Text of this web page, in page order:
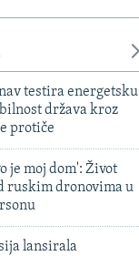
testira energetsku
država kroz
protiče
je moj dom': Život
ruskim dronovima u
lansirala